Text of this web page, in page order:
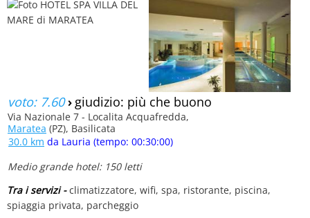
voto: 7.60› giudizio: più che buono
Via Nazionale 7 - Localita Acquafredda,
Maratea (PZ), Basilicata
30.0 km da Lauria (tempo: 00:30:00)
Medio grande hotel: 150 letti
Tra i servizi -climatizzatore, wifi, spa, ristorante, piscina,
spiaggia privata, parcheggio